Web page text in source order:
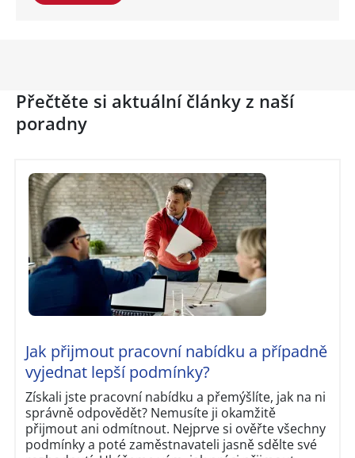
Přečtěte si aktuální články z naší
poradny
Jak přijmout pracovní nabídku a případně
vyjednat lepší podmínky?
Získali jste pracovní nabídku a přemýšlíte, jak na ni
správně odpovědět? Nemusíte ji okamžitě
přijmout ani odmítnout. Nejprve si ověřte všechny
podmínky a poté zaměstnavateli jasně sdělte své